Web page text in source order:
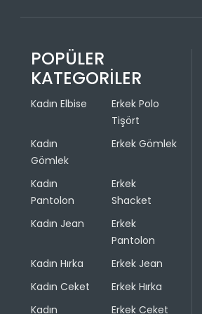
POPÜLER
KATEGORİLER
Kadın Elbise
Kadın
Gömlek
Kadın
Pantolon
Kadın Jean
Kadın Hırka
Kadın Ceket
Kadın
Erkek Polo
Tişört
Erkek Gömlek
Erkek
Shacket
Erkek
Pantolon
Erkek Jean
Erkek Hırka
Erkek Ceket